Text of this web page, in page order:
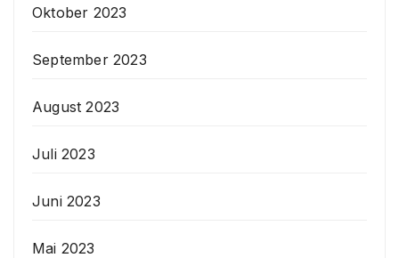
Oktober 2023
September 2023
August 2023
Juli 2023
Juni 2023
Mai 2023